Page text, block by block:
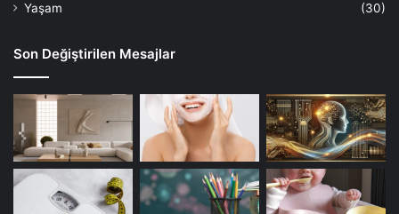
Yaşam
(30)
Son Değiştirilen Mesajlar